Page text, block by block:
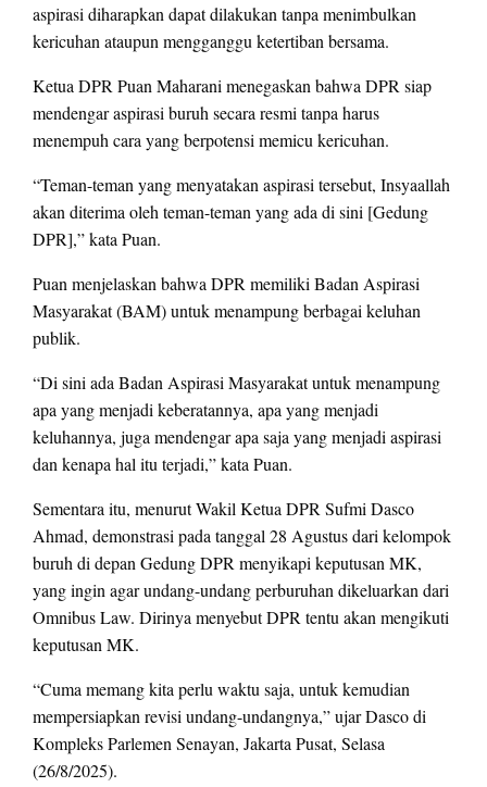
aspirasi diharapkan dapat dilakukan tanpa menimbulkan
kericuhan ataupun mengganggu ketertiban bersama.
Ketua DPR Puan Maharani menegaskan bahwa DPR siap
mendengar aspirasi buruh secara resmi tanpa harus
menempuh cara yang berpotensi memicu kericuhan.
“Teman-teman yang menyatakan aspirasi tersebut, Insyaallah
akan diterima oleh teman-teman yang ada di sini [Gedung
DPR],” kata Puan.
Puan menjelaskan bahwa DPR memiliki Badan Aspirasi
Masyarakat (BAM) untuk menampung berbagai keluhan
publik.
“Di sini ada Badan Aspirasi Masyarakat untuk menampung
apa yang menjadi keberatannya, apa yang menjadi
keluhannya, juga mendengar apa saja yang menjadi aspirasi
dan kenapa hal itu terjadi,” kata Puan.
Sementara itu, menurut Wakil Ketua DPR Sufmi Dasco
Ahmad, demonstrasi pada tanggal 28 Agustus dari kelompok
buruh di depan Gedung DPR menyikapi keputusan MK,
yang ingin agar undang-undang perburuhan dikeluarkan dari
Omnibus Law. Dirinya menyebut DPR tentu akan mengikuti
keputusan MK.
“Cuma memang kita perlu waktu saja, untuk kemudian
mempersiapkan revisi undang-undangnya,” ujar Dasco di
Kompleks Parlemen Senayan, Jakarta Pusat, Selasa
(26/8/2025).